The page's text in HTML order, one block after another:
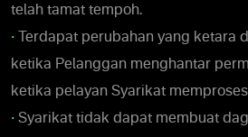
telah tamat tempoh.
• Terdapat perubahan yang ketara
ketika Pelanggan menghantar
ketika pelayan Syarikat
• Syarikat tidak dapat membuat